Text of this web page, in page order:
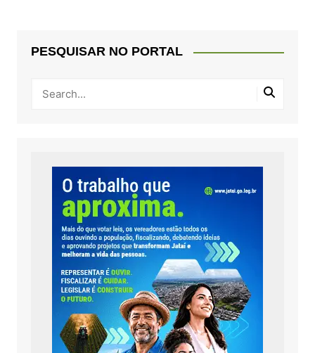
PESQUISAR NO PORTAL